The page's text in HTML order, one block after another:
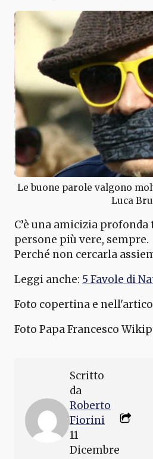
Le buone parole valgono
Luca
C’è una amicizia
persone più vere, sempre.
Perché non cercarla
Leggi anche: 5 Favole di
Foto copertina e
Foto Papa Francesco
Scritto
da
Roberto
Fiorini
11
Dicembre